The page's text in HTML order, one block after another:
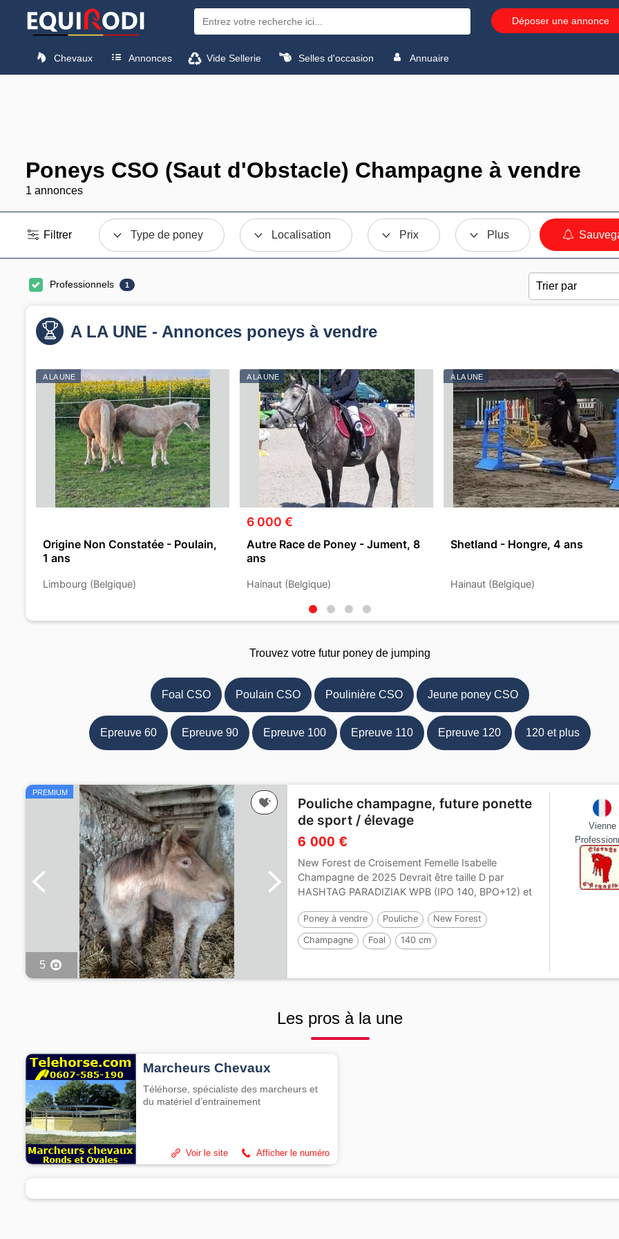
Déposer une annonce
Chevaux Annonces Vide Sellerie Selles d'occasion Annuaire
Poneys CSO (Saut d'Obstacle) Champagne à vendre
1 annonces
Filtrer Type de poney Localisation Prix Plus
Professionnels 1
A LA UNE - Annonces poneys à vendre
A LA UNE
Origine Non Constatée - Poulain,
1 ans
Limbourg (Belgique)
A LA UNE
6 000 €
Autre Race de Poney - Jument, 8
ans
Hainaut (Belgique)
A LA UNE
Shetland - Hongre, 4 ans
Hainaut (Belgique)
Trouvez votre futur poney de jumping
Foal CSO Poulain CSO Poulinière CSO Jeune poney CSO
Epreuve 60 Epreuve 90 Epreuve 100 Epreuve 110 Epreuve 120 120 et plus
PREMIUM
5
Pouliche champagne, future ponette
de sport / élevage
6 000 €
New Forest de Croisement Femelle Isabelle
Champagne de 2025 Devrait être taille D par
HASHTAG PARADIZIAK WPB (IPO 140, BPO+12) et
Poney à vendre Pouliche New Forest
Champagne Foal 140 cm
Vienne
Les pros à la une
Marcheurs Chevaux
Téléhorse, spécialiste des marcheurs et
du matériel d’entrainement
Afficher le numéro
Voir le site